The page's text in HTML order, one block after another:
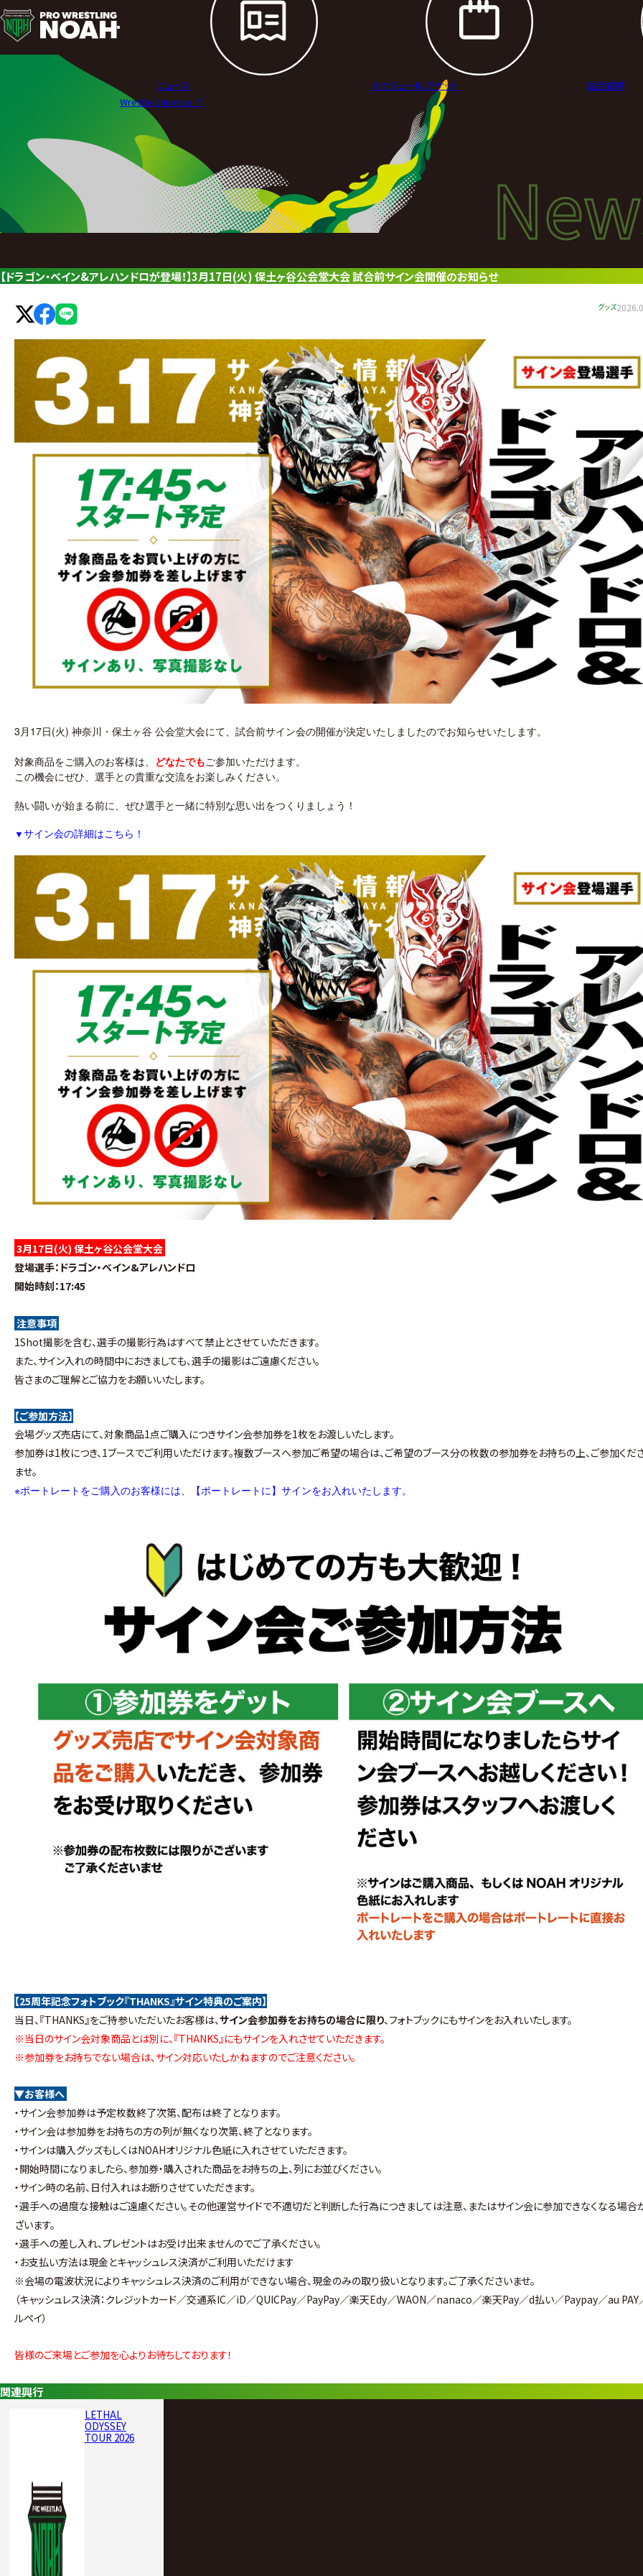
ニ
ュ
レ
ス
リ
グ・
式
ニュース スケジュール/チケット
試合結果
Wrestle Universe ↗︎
ニ
【ドラゴン・ベイン&アレハンドロが登場！】3月17日(火) 保土ヶ谷公会堂大会 試合前サイン会開催のお知らせ
グッズ
3月17日(火) 神奈川・保土ヶ谷 公会堂大会にて、試合前サイン会の開催が決定いたしましたのでお知らせいたします。
対象商品をご購入のお客様は、 どなたでもご参加いただけます。
この機会にぜひ、選手との貴重な交流をお楽しみください。
熱い闘いが始まる前に、ぜひ選手と一緒に特別な思い出をつくりましょう！
▼サイン会の詳細はこちら！
3月17日(火) 保土ヶ谷公会堂大会
登場選手：ドラゴン・ベイン&アレハンドロ
開始時刻：17:45
注意事項
1Shot撮影を含む、選手の撮影行為はすべて禁止とさせていただきます。
また、サイン入れの時間中におきましても、選手の撮影はご遠慮ください。
皆さまのご理解とご協力をお願いいたします。
【ご参加方法】
会場グッズ売店にて、対象商品1点ご購入につきサイン会参加券を1枚をお渡しいたします。
参加券は1枚につき、1ブースでご利用いただけます。複数ブースへ参加ご希望の場合は、ご希望のブース分の枚数の参加券をお持ちの上、ご参加くだ
ませ。
※ポートレートをご購入のお客様には、【ポートレートに】サインをお入れいたします。
【25周年記念フォトブック『THANKS』サイン特典のご案内】
当日、『THANKS』をご持参いただいたお客様は、サイン会参加券をお持ちの場合に限り、フォトブックにもサインをお入れいたします。
※当日のサイン会対象商品とは別に、『THANKS』にもサインを入れさせていただきます。
※参加券をお持ちでない場合は、サイン対応いたしかねますのでご注意ください。
▼お客様へ
・サイン会参加券は予定枚数終了次第、配布は終了となります。
・サイン会は参加券をお持ちの方の列が無くなり次第、終了となります。
・サインは購入グッズもしくはNOAHオリジナル色紙に入れさせていただきます。
・開始時間になりましたら、参加券・購入された商品をお持ちの上、列にお並びください。
・サイン時の名前、日付入れはお断りさせていただきます。
・選手への過度な接触はご遠慮ください。その他運営サイドで不適切だと判断した行為につきましては注意、またはサイン会に参加できなくなる場合
ざいます。
・選手への差し入れ、プレゼントはお受け出来ませんのでご了承ください。
・お支払い方法は現金とキャッシュレス決済がご利用いただけます
※会場の電波状況によりキャッシュレス決済のご利用ができない場合、現金のみの取り扱いとなります。ご了承くださいませ。
（キャッシュレス決済：クレジットカード／交通系IC／iD／QUICPay／PayPay／楽天Edy／WAON／nanaco／楽天Pay／d払い／Paypay／au PAY
ルペイ）
皆様のご来場とご参加を心よりお待ちしております！
関連興行
LETHAL
ODYSSEY
TOUR 2026